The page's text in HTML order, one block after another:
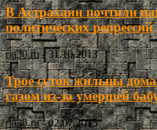
В Астрахани почтили
политических репрессий
ria30.ru - 31.10.2013
Трое суток жильцы
газом из-за умершей
ria30.ru - 02.07.2015